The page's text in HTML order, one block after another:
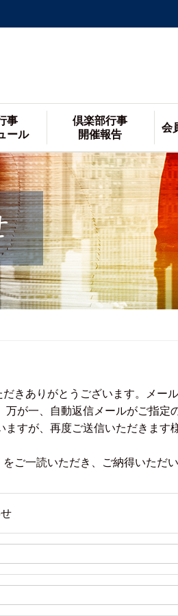
事
ール
倶楽部行事
開催報告
会
きありがとうございます。メー
が一、自動返信メールがご指
すが、再度ご送信いただきます
ご一読いただき、ご納得いただい